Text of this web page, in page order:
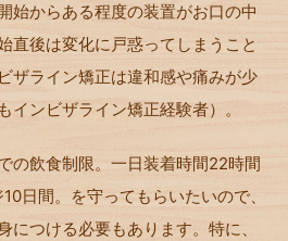
始からある程度の装置がお口の中
直後は変化に戸惑ってしまうこと
ザライン矯正は違和感や痛みが少
インビザライン矯正経験者）。
の飲食制限。一日装着時間22時間
日間。を守ってもらいたいので、
につける必要もあります。特に、